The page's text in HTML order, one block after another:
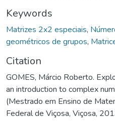
Keywords
Matrizes 2x2 especiais,
geométricos de grupos,
Citation
GOMES, Márcio Roberto.
an introduction to complex
(Mestrado em Ensino de
Federal de Viçosa, Viçosa,